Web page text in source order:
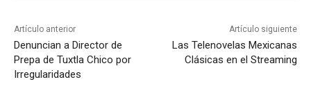
Artículo anterior
Denuncian a Director de
Prepa de Tuxtla Chico por
Irregularidades
Artículo siguiente
Las Telenovelas Mexicanas
Clásicas en el Streaming